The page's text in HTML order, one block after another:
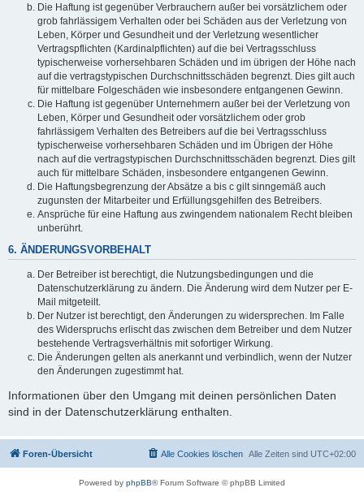
Die Haftung ist gegenüber Verbrauchern außer bei vorsätzlichem oder
grob fahrlässigem Verhalten oder bei Schäden aus der Verletzung von
Leben, Körper und Gesundheit und der Verletzung wesentlicher
Vertragspflichten (Kardinalpflichten) auf die bei Vertragsschluss
typischerweise vorhersehbaren Schäden und im übrigen der Höhe nach
auf die vertragstypischen Durchschnittsschäden begrenzt. Dies gilt auch
für mittelbare Folgeschäden wie insbesondere entgangenen Gewinn.
Die Haftung ist gegenüber Unternehmern außer bei der Verletzung von
Leben, Körper und Gesundheit oder vorsätzlichem oder grob
fahrlässigem Verhalten des Betreibers auf die bei Vertragsschluss
typischerweise vorhersehbaren Schäden und im Übrigen der Höhe
nach auf die vertragstypischen Durchschnittsschäden begrenzt. Dies gilt
auch für mittelbare Schäden, insbesondere entgangenen Gewinn.
Die Haftungsbegrenzung der Absätze a bis c gilt sinngemäß auch
zugunsten der Mitarbeiter und Erfüllungsgehilfen des Betreibers.
Ansprüche für eine Haftung aus zwingendem nationalem Recht bleiben
unberührt.
6. ÄNDERUNGSVORBEHALT
Der Betreiber ist berechtigt, die Nutzungsbedingungen und die
Datenschutzerklärung zu ändern. Die Änderung wird dem Nutzer per E-
Mail mitgeteilt.
Der Nutzer ist berechtigt, den Änderungen zu widersprechen. Im Falle
des Widerspruchs erlischt das zwischen dem Betreiber und dem Nutzer
bestehende Vertragsverhältnis mit sofortiger Wirkung.
Die Änderungen gelten als anerkannt und verbindlich, wenn der Nutzer
den Änderungen zugestimmt hat.
Informationen über den Umgang mit deinen persönlichen Daten
sind in der Datenschutzerklärung enthalten.
Foren-Übersicht Alle Zeiten sind UTC+02:00
Alle Cookies löschen
Powered by phpBB® Forum Software © phpBB Limited